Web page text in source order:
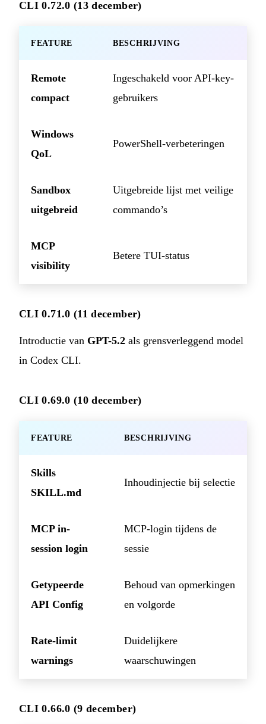
CLI 0.72.0 (13 december)
FEATURE BESCHRIJVING
Remote
compact
Ingeschakeld voor API-key-
gebruikers
Windows
QoL
PowerShell-verbeteringen
Sandbox
uitgebreid
Uitgebreide lijst met veilige
commando’s
MCP
visibility
Betere TUI-status
CLI 0.71.0 (11 december)
Introductie van GPT-5.2 als grensverleggend model
in Codex CLI.
CLI 0.69.0 (10 december)
FEATURE BESCHRIJVING
Skills
SKILL.md
Inhoudinjectie bij selectie
MCP in-
session login
MCP-login tijdens de
sessie
Getypeerde
API Config
Behoud van opmerkingen
en volgorde
Rate-limit
warnings
Duidelijkere
waarschuwingen
CLI 0.66.0 (9 december)